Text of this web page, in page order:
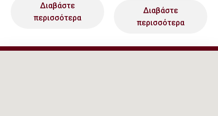
Διαβάστε
περισσότερα
Διαβάστε
περισσότερα